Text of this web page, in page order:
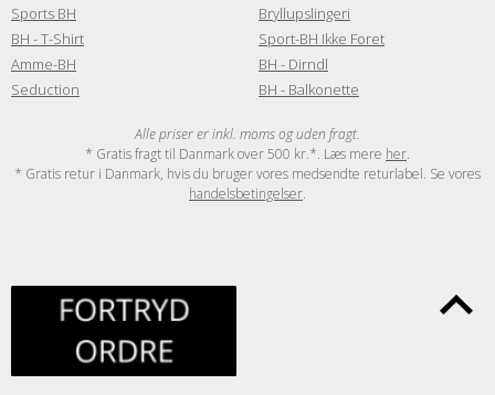
Sports BH
BH - T-Shirt
Amme-BH
Seduction
Bryllupslingeri
Sport-BH Ikke Foret
BH - Dirndl
BH - Balkonette
Alle priser er inkl. moms og uden fragt.
* Gratis fragt til Danmark over 500 kr.*. Læs mere her.
* Gratis retur i Danmark, hvis du bruger vores medsendte returlabel. Se vores
handelsbetingelser.